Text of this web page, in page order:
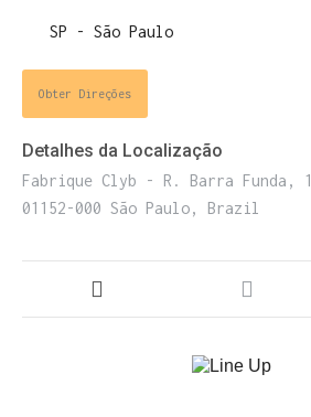
Obter Direções
Detalhes da Localização
Fabrique Clyb - R. Barra Funda,
01152-000 São Paulo, Brazil
ENTRE PARA O NOSSO
E receba códigos promocionais